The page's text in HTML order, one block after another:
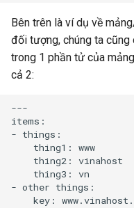
Bên trên là ví dụ về
đối tượng, chúng ta
trong 1 phần tử của
cả 2:
---
items:
- things:
    thing1: www
    thing2: vinahost
    thing3: vn
- other things:
key: